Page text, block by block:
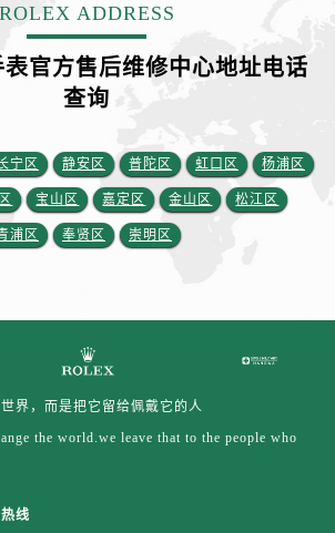
ROLEX ADDRESS
官方售后维修中心地址电话
查询
宁区 静安区 普陀区 虹口区 杨浦区
宝山区 嘉定区 金山区 松江区
浦区 奉贤区 崇明区
界，而是把它留给佩戴它的人
the world.we leave that to the people who
线